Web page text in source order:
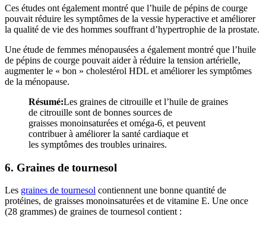
Ces études ont également montré que l’huile de pépins de courge
pouvait réduire les symptômes de la vessie hyperactive et améliorer
la qualité de vie des hommes souffrant d’hypertrophie de la prostate.
Une étude de femmes ménopausées a également montré que l’huile
de pépins de courge pouvait aider à réduire la tension artérielle,
augmenter le « bon » cholestérol HDL et améliorer les symptômes
de la ménopause.
Résumé:Les graines de citrouille et l’huile de graines
de citrouille sont de bonnes sources de
graisses monoinsaturées et oméga-6, et peuvent
contribuer à améliorer la santé cardiaque et
les symptômes des troubles urinaires.
6. Graines de tournesol
Les graines de tournesol contiennent une bonne quantité de
protéines, de graisses monoinsaturées et de vitamine E. Une once
(28 grammes) de graines de tournesol contient :